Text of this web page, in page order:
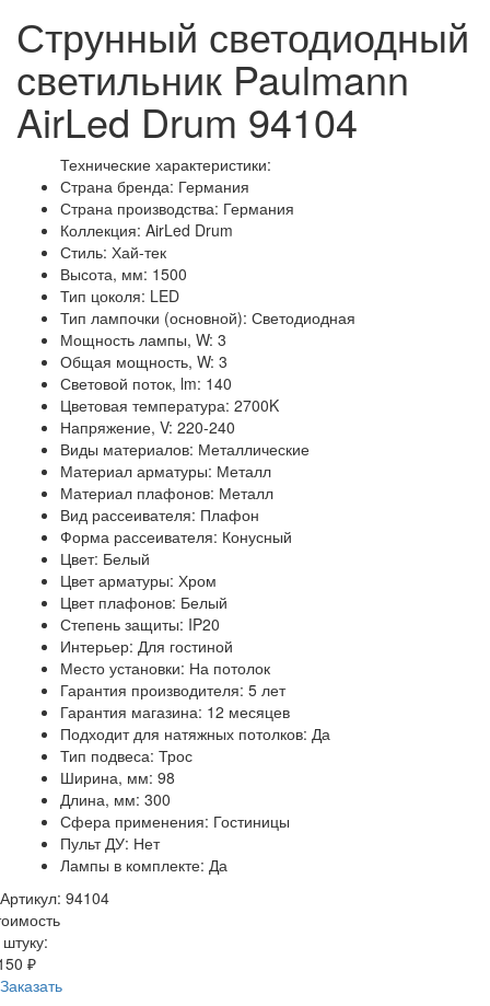
Струнный светодиодный
светильник Paulmann
AirLed Drum 94104
Технические характеристики:
Страна бренда: Германия
Страна производства: Германия
Коллекция: AirLed Drum
Стиль: Хай-тек
Высота, мм: 1500
Тип цоколя: LED
Тип лампочки (основной): Светодиодная
Мощность лампы, W: 3
Общая мощность, W: 3
Световой поток, lm: 140
Цветовая температура: 2700K
Напряжение, V: 220-240
Виды материалов: Металлические
Материал арматуры: Металл
Материал плафонов: Металл
Вид рассеивателя: Плафон
Форма рассеивателя: Конусный
Цвет: Белый
Цвет арматуры: Хром
Цвет плафонов: Белый
Степень защиты: IP20
Интерьер: Для гостиной
Место установки: На потолок
Гарантия производителя: 5 лет
Гарантия магазина: 12 месяцев
Подходит для натяжных потолков: Да
Тип подвеса: Трос
Ширина, мм: 98
Длина, мм: 300
Сфера применения: Гостиницы
Пульт ДУ: Нет
Лампы в комплекте: Да
Артикул: 94104
₽
Заказать